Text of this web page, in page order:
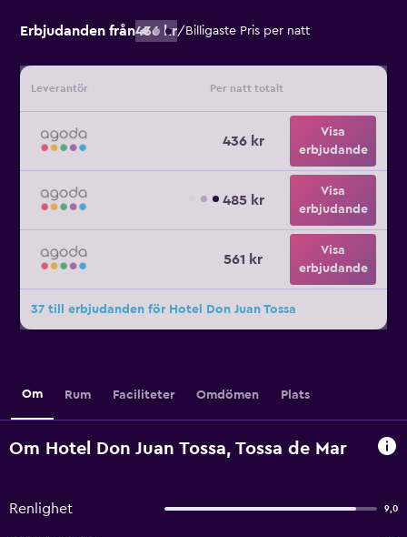
Erbjudanden från436 kr/ Billigaste Pris per natt
Leverantör Per natt totalt
436 kr
Visa
erbjudande
485 kr
Visa
erbjudande
561 kr
Visa
erbjudande
37 till erbjudanden för Hotel Don Juan Tossa
Om Rum Faciliteter Omdömen Plats
Om Hotel Don Juan Tossa, Tossa de Mar
Renlighet 9,0